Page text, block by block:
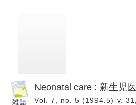
Neonatal care : 新生児
Vol. 7, no. 5 (1994.5)-v.